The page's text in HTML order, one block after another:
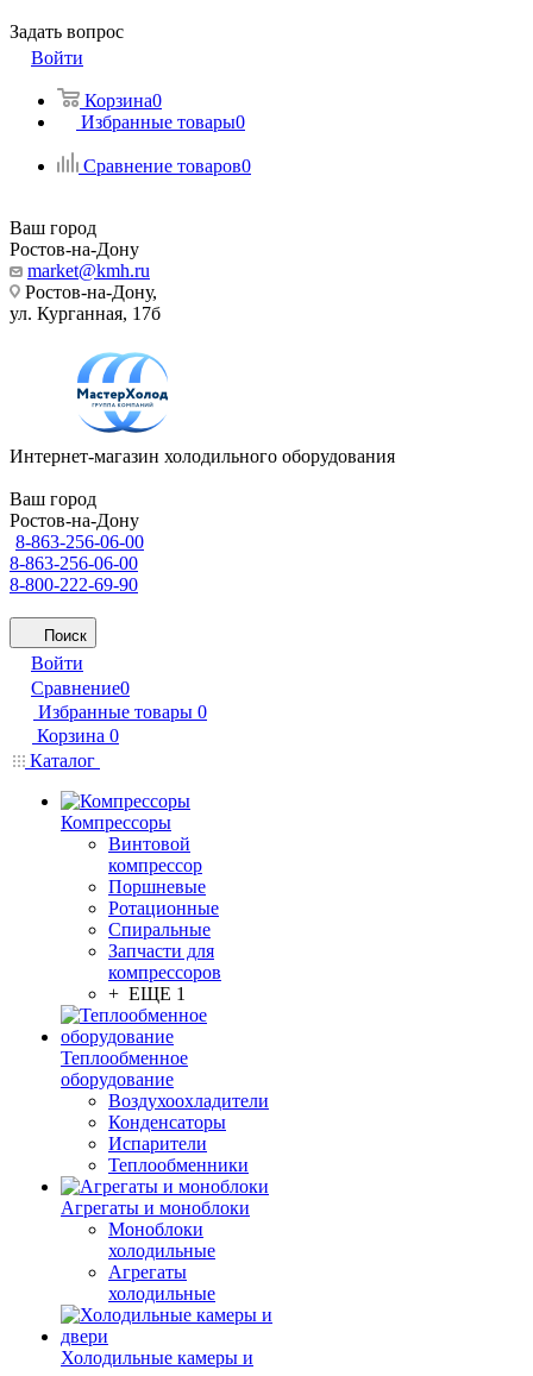
Задать вопрос
Войти
Корзина0
Избранные товары0
Сравнение товаров0
Ваш город
Ростов-на-Дону
market@kmh.ru
Ростов-на-Дону,
ул. Курганная, 17б
Интернет-магазин холодильного оборудования
Ваш город
Ростов-на-Дону
8-863-256-06-00
8-863-256-06-00
8-800-222-69-90
Поиск
Войти
Сравнение0
Избранные товары 0
Корзина 0
Каталог
Компрессоры
Винтовой
компрессор
Поршневые
Ротационные
Спиральные
Запчасти для
компрессоров
+ ЕЩЕ 1
Теплообменное
оборудование
Воздухоохладители
Конденсаторы
Испарители
Теплообменники
Агрегаты и моноблоки
Моноблоки
холодильные
Агрегаты
холодильные
Холодильные камеры и